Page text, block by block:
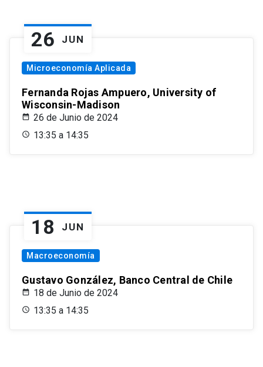
26 JUN
Microeconomía Aplicada
Fernanda Rojas Ampuero, University of
Wisconsin-Madison
26 de Junio de 2024
13:35 a 14:35
18 JUN
Macroeconomía
Gustavo González, Banco Central de Chile
18 de Junio de 2024
13:35 a 14:35